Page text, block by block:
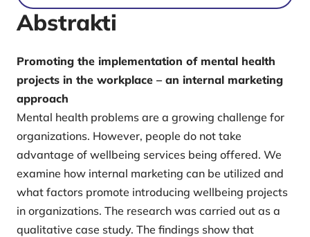
Abstrakti
Promoting the implementation of mental health
projects in the workplace – an internal marketing
approach
Mental health problems are a growing challenge for
organizations. However, people do not take
advantage of wellbeing services being offered. We
examine how internal marketing can be utilized and
what factors promote introducing wellbeing projects
in organizations. The research was carried out as a
qualitative case study. The findings show that